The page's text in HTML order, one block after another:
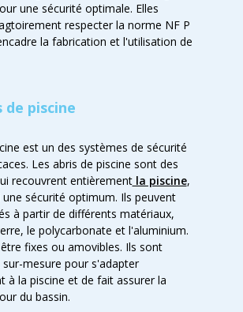
une sécurité optimale. Elles
respecter la norme NF P
la fabrication et l'utilisation de
de piscine
est un des systèmes de sécurité
Les abris de piscine sont des
recouvrent entièrementla piscine,
sécurité optimum. Ils peuvent
à partir de différents matériaux,
le polycarbonate et l'aluminium.
fixes ou amovibles. Ils sont
mesure pour s'adapter
à la piscine et de fait assurer la
du bassin.